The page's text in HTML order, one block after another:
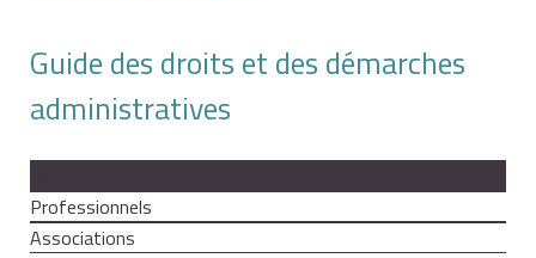
Guide des droits et des démarches
administratives
Professionnels
Associations